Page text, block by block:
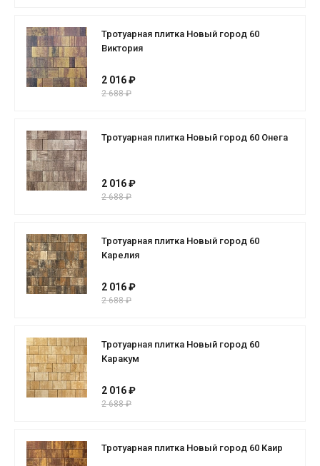
Тротуарная плитка Новый город 60
Виктория
2 016 ₽
2 688 ₽
Тротуарная плитка Новый город 60 Онега
2 016 ₽
2 688 ₽
Тротуарная плитка Новый город 60
Карелия
2 016 ₽
2 688 ₽
Тротуарная плитка Новый город 60
Каракум
2 016 ₽
2 688 ₽
Тротуарная плитка Новый город 60 Каир